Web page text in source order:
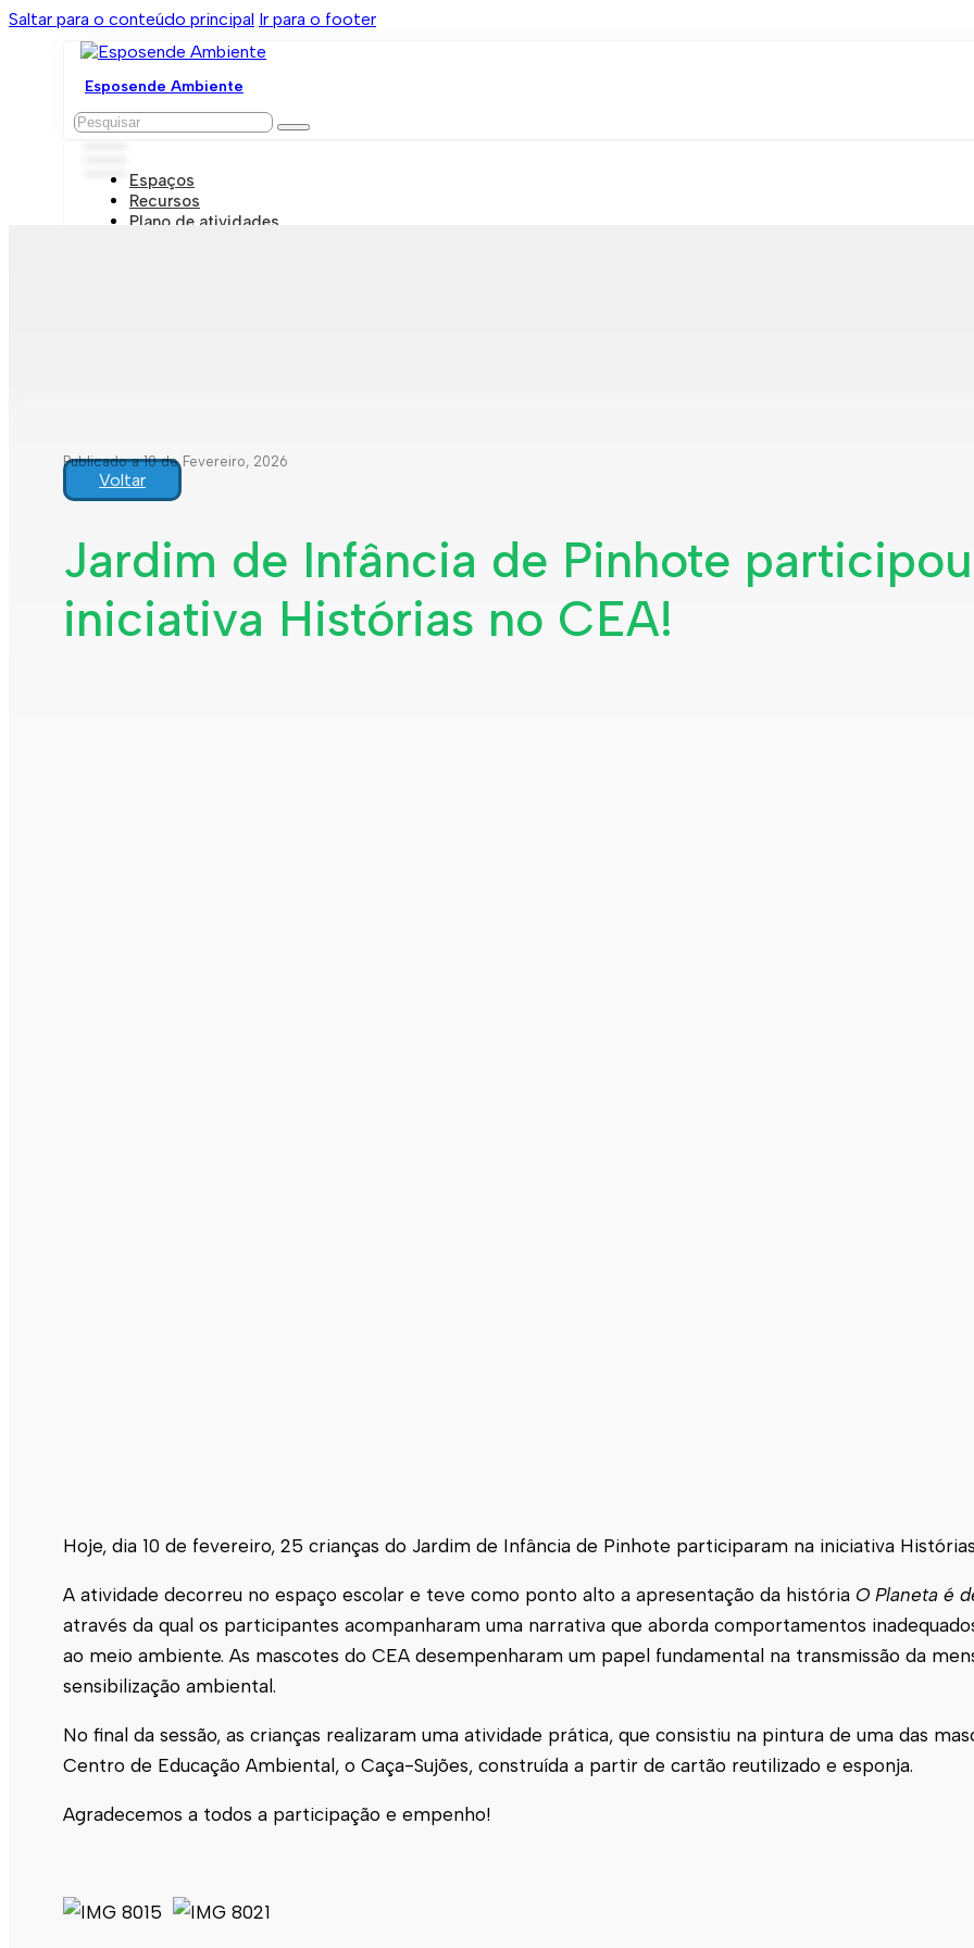
Saltar para o conteúdo principal Ir para o footer
Esposende Ambiente
Pesquisar
Espaços
Recursos
Plano de atividades
Publicado a 10 de Fevereiro, 2026
Voltar
Jardim de Infância de Pinhote
iniciativa Histórias no CEA!
Hoje, dia 10 de fevereiro, 25 crianças do Jardim de Infância de Pinhote participaram na iniciativa
A atividade decorreu no espaço escolar e teve como ponto alto a apresentação da história O Planeta é
através da qual os participantes acompanharam uma narrativa que aborda comportamentos
ao meio ambiente. As mascotes do CEA desempenharam um papel fundamental na transmissão da
sensibilização ambiental.
No final da sessão, as crianças realizaram uma atividade prática, que consistiu na pintura de uma das
Centro de Educação Ambiental, o Caça-Sujões, construída a partir de cartão reutilizado e esponja.
Agradecemos a todos a participação e empenho!